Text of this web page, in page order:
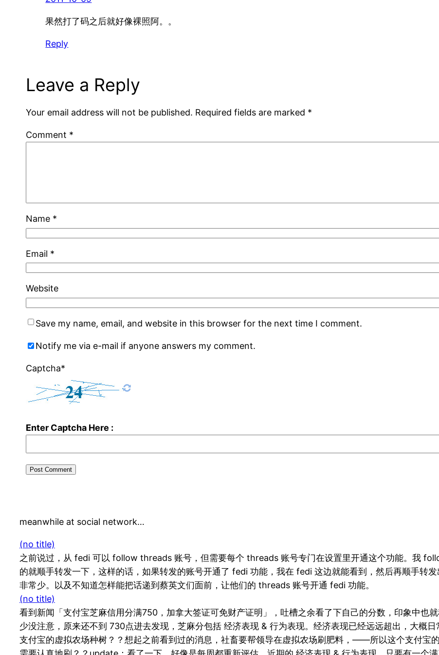
果然打了码之后就好像裸照阿。。
Reply
Leave a Reply
Your email address will not be published. Required fields are marked *
Comment *
Name *
Email *
Website
Save my name, email, and website in this browser for the next time I comment.
Notify me via e-mail if anyone answers my comment.
Captcha*
Enter Captcha Here :
meanwhile at social network…
(no title)
之前说过，从 fedi 可以 follow threads 账号，但需要每个 threads 账号专门在设置里开通这个功能。我
的就顺手转发一下，这样的话，如果转发的账号开通了 fedi 功能，我在 fedi 这边就能看到，然后再顺手转
非常少。以及不知道怎样能把话递到蔡英文们面前，让他们的 threads 账号开通 fedi 功能。
(no title)
看到新闻「支付宝芝麻信用分满750，加拿大签证可免财产证明」，吐槽之余看了下自己的分数，印象中也
少没注意，原来还不到 730点进去发现，芝麻分包括 经济表现 & 行为表现。经济表现已经远远超出，大概
支付宝的虚拟农场种树？？想起之前看到过的消息，社畜要帮领导在虚拟农场刷肥料，——所以这个支付宝